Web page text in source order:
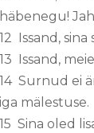
häbenegu!
12 Issand,
13 Issand,
14 Surnud ei
iga mälestuse.
15 Sina oled